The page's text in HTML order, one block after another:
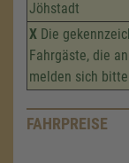
Jöhstadt
X Die
Fahrgäste, die
melden sich
FAHRPREISE